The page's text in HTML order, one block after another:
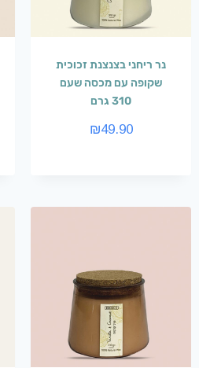
נר ריחני בצנצנת זכוכית
שקופה עם מכסה שעם
310 גרם
₪49.90